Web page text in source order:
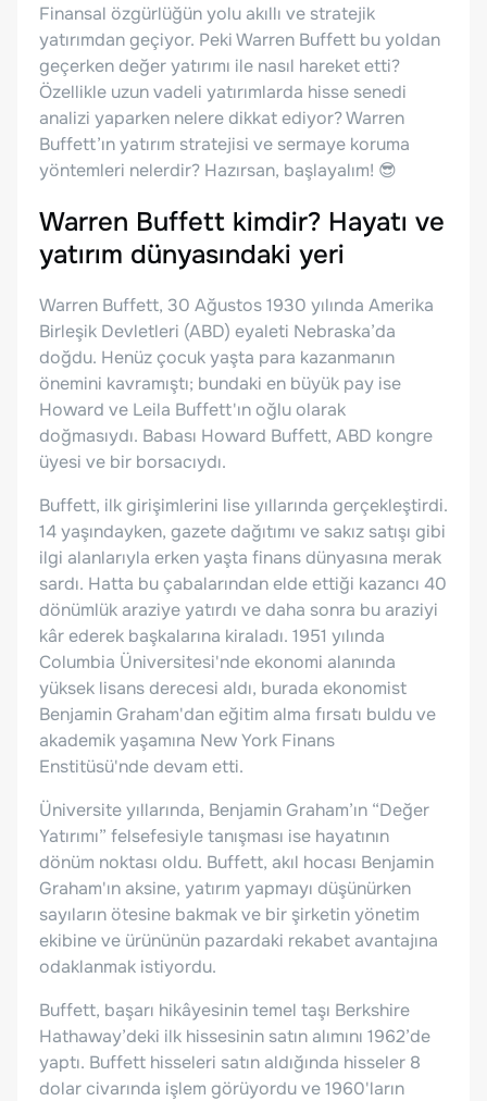
Finansal özgürlüğün yolu akıllı ve stratejik
yatırımdan geçiyor. Peki Warren Buffett bu yoldan
geçerken değer yatırımı ile nasıl hareket etti?
Özellikle uzun vadeli yatırımlarda hisse senedi
analizi yaparken nelere dikkat ediyor? Warren
Buffett’ın yatırım stratejisi ve sermaye koruma
yöntemleri nelerdir? Hazırsan, başlayalım! 😎
Warren Buffett kimdir? Hayatı ve
yatırım dünyasındaki yeri
Warren Buffett, 30 Ağustos 1930 yılında Amerika
Birleşik Devletleri (ABD) eyaleti Nebraska’da
doğdu. Henüz çocuk yaşta para kazanmanın
önemini kavramıştı; bundaki en büyük pay ise
Howard ve Leila Buffett'ın oğlu olarak
doğmasıydı. Babası Howard Buffett, ABD kongre
üyesi ve bir borsacıydı.
Buffett, ilk girişimlerini lise yıllarında gerçekleştirdi.
14 yaşındayken, gazete dağıtımı ve sakız satışı gibi
ilgi alanlarıyla erken yaşta finans dünyasına merak
sardı. Hatta bu çabalarından elde ettiği kazancı 40
dönümlük araziye yatırdı ve daha sonra bu araziyi
kâr ederek başkalarına kiraladı. 1951 yılında
Columbia Üniversitesi'nde ekonomi alanında
yüksek lisans derecesi aldı, burada ekonomist
Benjamin Graham'dan eğitim alma fırsatı buldu ve
akademik yaşamına New York Finans
Enstitüsü'nde devam etti.
Üniversite yıllarında, Benjamin Graham’ın “Değer
Yatırımı” felsefesiyle tanışması ise hayatının
dönüm noktası oldu. Buffett, akıl hocası Benjamin
Graham'ın aksine, yatırım yapmayı düşünürken
sayıların ötesine bakmak ve bir şirketin yönetim
ekibine ve ürününün pazardaki rekabet avantajına
odaklanmak istiyordu.
Buffett, başarı hikâyesinin temel taşı Berkshire
Hathaway’deki ilk hissesinin satın alımını 1962’de
yaptı. Buffett hisseleri satın aldığında hisseler 8
dolar civarında işlem görüyordu ve 1960'ların